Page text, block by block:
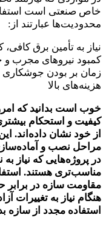
خاص صنعتی است
محدودیت‌ها عبارتند از:
نیاز به تأمین برق
کمبود نیروهای مجرب
زمان بر بودن جوشکاری
هزینه‌های بالا
خوب است بدانید که
کیفیت و استحکام
از خود نشان داده‌اند.
مراحل نصب و
در پروژه‌هایی که نیاز
مناسب‌تری هستند.
مقاومت سازه در برابر
هنگام نیاز به تغییرات
استفاده مجدد از